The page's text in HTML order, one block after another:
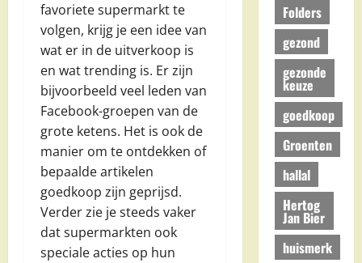
favoriete supermarkt te
volgen, krijg je een idee van
wat er in de uitverkoop is
en wat trending is. Er zijn
bijvoorbeeld veel leden van
Facebook-groepen van de
grote ketens. Het is ook de
manier om te ontdekken of
bepaalde artikelen
goedkoop zijn geprijsd.
Verder zie je steeds vaker
dat supermarkten ook
speciale acties op hun
Folders
gezond
gezonde
keuze
goedkoop
Groenten
hallal
Hertog
Jan Bier
huismerk